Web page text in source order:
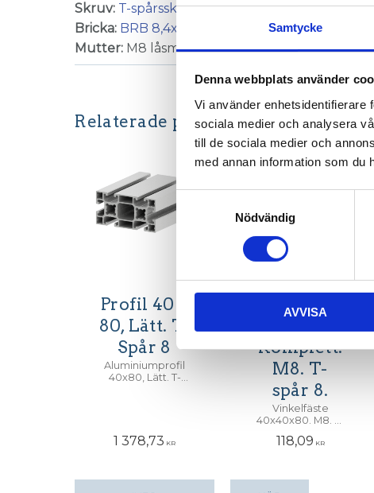
Samtycke
Denna webbplats använder
Vi använder enhetsidentifierare
sociala medier och analysera
till de sociala medier och
med annan information som du
Nödvändig
AVVISA
Skruv: T-spårsskruv M8x25(3 st)
Bricka: BRB 8,4x16 fzb
Mutter: M8 låsmutter (3 st)
Relaterade produkter
Profil 40 x
80, Lätt. T-
Spår 8
Aluminiumprofil
40x80, Lätt. T-
1 378,73 KR
Vinkelfäste
Komplett.
M8. T-
spår 8.
Vinkelfäste
40x40x80. M8. T-
med spårmuttrar,
118,09 KR